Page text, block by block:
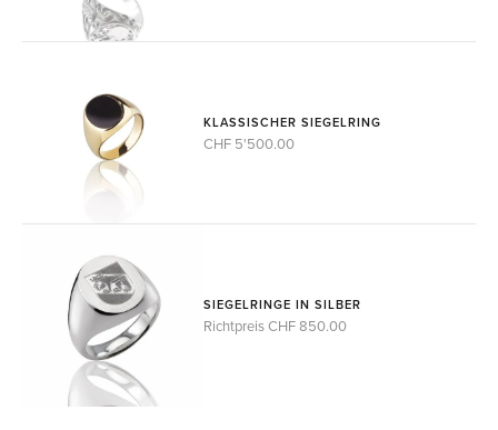
KLASSISCHER SIEGELRING
CHF 5'500.00
SIEGELRINGE IN SILBER
Richtpreis CHF 850.00